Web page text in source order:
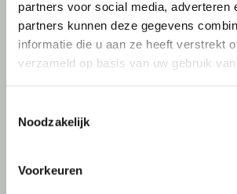
partners voor social media, adverteren
partners kunnen deze gegevens
informatie die u aan ze heeft verstrekt
verzameld op basis van uw gebruik
Noodzakelijk
Voorkeuren